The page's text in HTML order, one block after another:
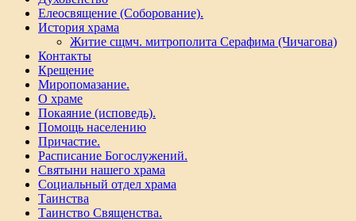
Елеосвящение (Соборование).
История храма
Житие сщмч. митрополита Серафима (Чичагова)
Контакты
Крещение
Миропомазание.
О храме
Покаяние (исповедь).
Помощь населению
Причастие.
Расписание Богослужений.
Святыни нашего храма
Социальный отдел храма
Таинства
Таинство Священства.